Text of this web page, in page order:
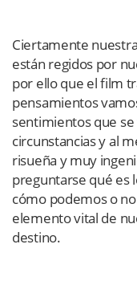
Ciertamente
están regidos por
por ello que el film
pensamientos
sentimientos que
circunstancias y al
risueña y muy
preguntarse qué es
cómo podemos o
elemento vital de
destino.